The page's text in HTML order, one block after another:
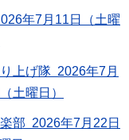
年7月11日（土曜
上げ隊 2026年7月
土曜日）
部 2026年7月22日